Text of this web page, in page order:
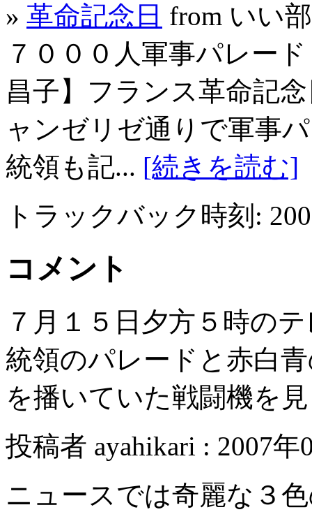
» 革命記念日 from いい
７０００人軍事パレー
昌子】フランス革命記
ャンゼリゼ通りで軍事
統領も記... [続きを読む]
トラックバック時刻:
コメント
７月１５日夕方５時の
統領のパレードと赤白
を播いていた戦闘機を
投稿者 ayahikari : 2007年
ニュースでは奇麗な３